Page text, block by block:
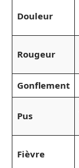
Douleur
Rougeur
Gonflement
Pus
Fièvre